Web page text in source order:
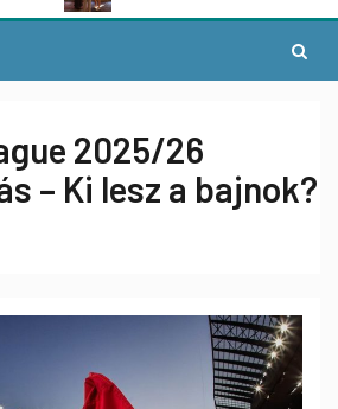
2025/26
– Ki lesz a bajnok?